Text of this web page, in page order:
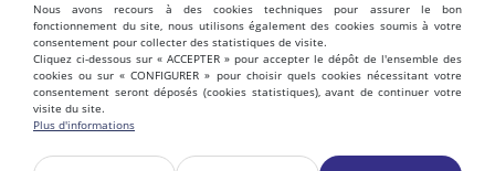
NOUS LOCALISER
PRÉSENTATION EXPERTISES
ACTUALITÉS
PLAN DU SITE MENTIONS LÉGALES
Nous avons recours à des cookies techniques pour assurer le bon
fonctionnement du site, nous utilisons également des cookies soumis à votre
consentement pour collecter des statistiques de visite.
Cliquez ci-dessous sur « ACCEPTER » pour accepter le dépôt de l'ensemble des
cookies ou sur « CONFIGURER » pour choisir quels cookies nécessitant votre
consentement seront déposés (cookies statistiques), avant de continuer votre
visite du site.
Plus d'informations